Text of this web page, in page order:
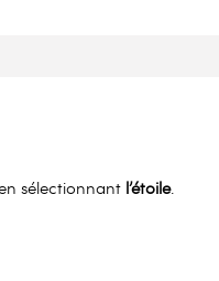
sélectionnant l’étoile.